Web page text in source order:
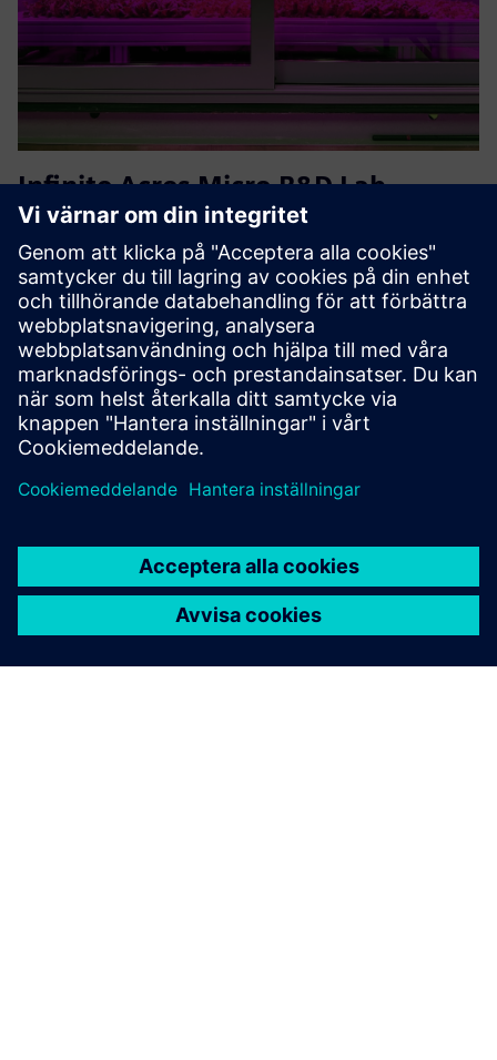
Infinite Acres Micro R&D Lab
Vertical Farming Module
Påskynda jordbruksforskningen med Mini R&D Module, en
helt kontrollerad vertikal jordbruksenhet utformad speciellt
för precisionsforskning och testning. Detta kompakta
laboratorium möjliggör kontrollerade experiment med nya
sorter...
Läs mer